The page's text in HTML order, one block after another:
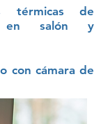
térmicas de
en salón y
con cámara de